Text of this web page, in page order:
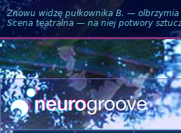
Znowu widzę pułkownika B. —
Scena teatralna — na niej potwory